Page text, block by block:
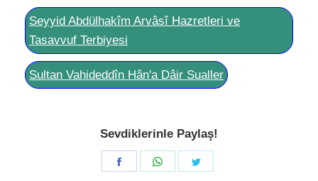
Seyyid Abdülhakîm Arvâsî Hazretleri ve
Tasavvuf Terbiyesi
Sultan Vahideddîn Hân'a Dâir Sualler
Sevdiklerinle Paylaş!
Share
Share